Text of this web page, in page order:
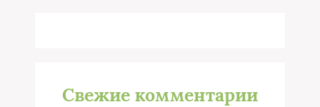
Свежие комментарии